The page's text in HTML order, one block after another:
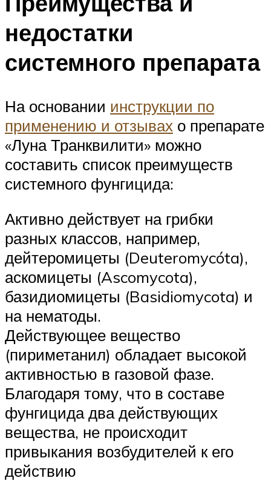
недостатки
системного препарата
На основании инструкции по
применению и отзывах о препарате
«Луна Транквилити» можно
составить список преимуществ
системного фунгицида:
Активно действует на грибки
разных классов, например,
дейтеромицеты (Deuteromycóta),
аскомицеты (Ascomycota),
базидиомицеты (Basidiomycota) и
на нематоды.
Действующее вещество
(пириметанил) обладает высокой
активностью в газовой фазе.
Благодаря тому, что в составе
фунгицида два действующих
вещества, не происходит
привыкания возбудителей к его
действию